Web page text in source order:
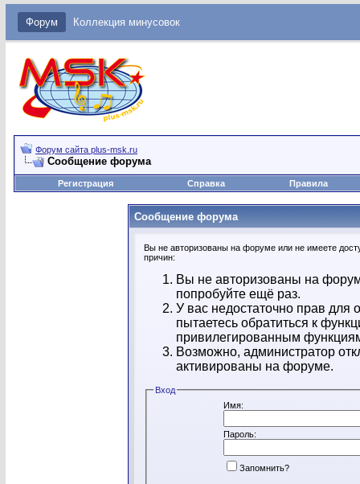
Форум Коллекция минусовок
Форум сайта plus-msk.ru
Сообщение форума
Регистрация Справка Правила
Сообщение форума
Вы не авторизованы на форуме или не имеете
причин:
Вы не авторизованы на
попробуйте ещё раз.
У вас недостаточно прав
пытаетесь обратиться к
привилегированным
Возможно, администратор
активированы на форуме.
Вход
Имя:
Пароль:
Запомнить?